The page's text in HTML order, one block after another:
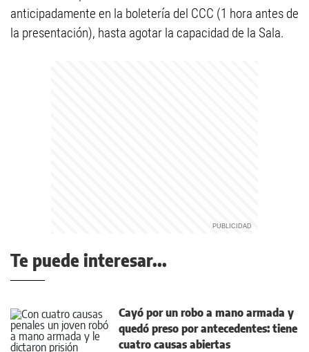
anticipadamente en la boletería del CCC (1 hora antes de
la presentación), hasta agotar la capacidad de la Sala.
Te puede interesar...
Cayó por un robo a mano armada y
quedó preso por antecedentes: tiene
cuatro causas abiertas